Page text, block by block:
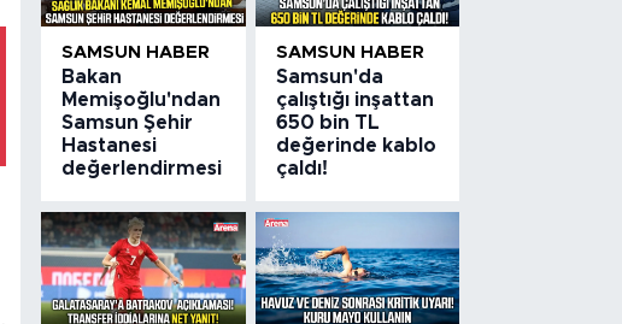
SAMSUN HABER
Bakan
Memişoğlu'ndan
Samsun Şehir
Hastanesi
değerlendirmesi
SAMSUN HABER
Samsun'da
çalıştığı inşattan
650 bin TL
değerinde kablo
çaldı!